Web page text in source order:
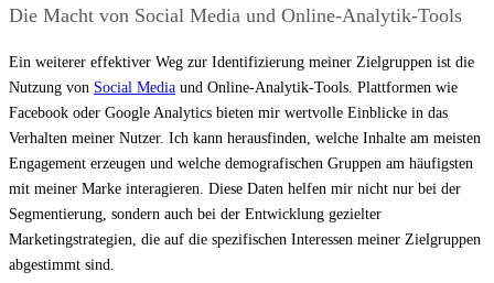
Die Macht von Social Media und Online-Analytik-Tools
Ein weiterer effektiver Weg zur Identifizierung meiner Zielgruppen ist die
Nutzung von Social Media und Online-Analytik-Tools. Plattformen wie
Facebook oder Google Analytics bieten mir wertvolle Einblicke in das
Verhalten meiner Nutzer. Ich kann herausfinden, welche Inhalte am meisten
Engagement erzeugen und welche demografischen Gruppen am häufigsten
mit meiner Marke interagieren. Diese Daten helfen mir nicht nur bei der
Segmentierung, sondern auch bei der Entwicklung gezielter
Marketingstrategien, die auf die spezifischen Interessen meiner Zielgruppen
abgestimmt sind.